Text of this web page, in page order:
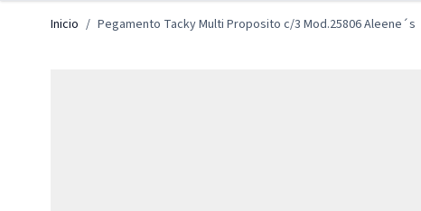
Inicio / Pegamento Tacky Multi Proposito c/3 Mod.25806 Aleene´s